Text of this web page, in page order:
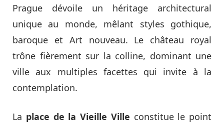
Prague dévoile un héritage architectural
unique au monde, mêlant styles gothique,
baroque et Art nouveau. Le château royal
trône fièrement sur la colline, dominant une
ville aux multiples facettes qui invite à la
contemplation.
La place de la Vieille Ville constitue le point